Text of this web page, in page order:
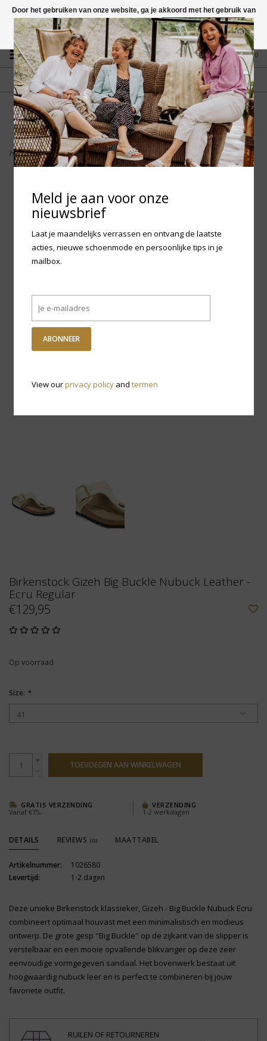
Vragen? App naar +31 58 250 1503
0
GRATIS VERZENDING NL
Vanaf € 75,-
FYSIEKE WINKEL
in Mantgum (frl)
fdad
Home>Birkenstock Gizeh Big Buckle Nubuck Leather - Ecru Regular
Birkenstock Gizeh Big Buckle Nubuck Leather -
Ecru Regular
€129,95
Op voorraad
Size: *
+
-
TOEVOEGEN AAN WINKELWAGEN
GRATIS VERZENDING
Vanaf €75,-
VERZENDING
1-2 werkdagen
DETAILS REVIEWS (0) MAATTABEL
Artikelnummer:
1026580
Levertijd:
1-2 dagen
Deze unieke Birkenstock klassieker, Gizeh - Big Buckle Nubuck Ecru
combineert optimaal houvast met een minimalistisch en modieus
ontwerp. De grote gesp ''Big Buckle'' op de zijkant van de slipper is
verstelbaar en een mooie opvallende blikvanger op deze zeer
eenvoudige vormgegeven sandaal. Het bovenwerk bestaat uit
hoogwaardig nubuck leer en is perfect te combineren bij jouw
favoriete outfit.
RUILEN OF RETOURNEREN
Door het gebruiken van onze website, ga je akkoord met het gebruik van
cookies om onze website te verbeteren.
Dit bericht verbergen
Meer over cookies »
Meld je aan voor onze
nieuwsbrief
Laat je maandelijks verrassen en ontvang de laatste
acties, nieuwe schoenmode en persoonlijke tips in je
mailbox.
ABONNEER
View ourprivacy policyand termen